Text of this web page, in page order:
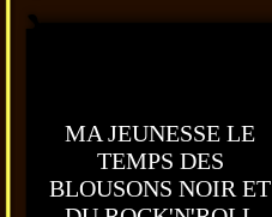
MA JEUNESSE LE
TEMPS DES
BLOUSONS NOIR ET